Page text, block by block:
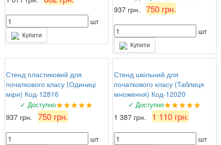
шт
Купити
937 грн. 750 грн.
шт
Купити
Стенд пластиковий для
початкового класу (Одиниці
міри) Код-12816
✓ Доступно★★★★★
937 грн. 750 грн.
шт
Стенд шкільний для
початкового класу (Таблиця
множення) Код-12020
✓ Доступно★★★★★
1 387 грн. 1 110 грн.
шт